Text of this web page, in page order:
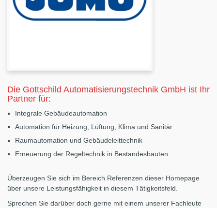
Die Gottschild Automatisierungstechnik GmbH ist Ihr
Partner für:
Integrale Gebäudeautomation
Automation für Heizung, Lüftung, Klima und Sanitär
Raumautomation und Gebäudeleittechnik
Erneuerung der Regeltechnik in Bestandesbauten
Überzeugen Sie sich im Bereich Referenzen dieser Homepage
über unsere Leistungsfähigkeit in diesem Tätigkeitsfeld.
Sprechen Sie darüber doch gerne mit einem unserer Fachleute